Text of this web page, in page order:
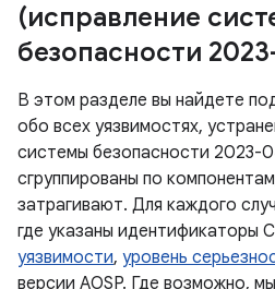
(исправление
безопасности
В этом разделе вы найдете
обо всех уязвимостях,
системы безопасности 2023-
сгруппированы по
затрагивают. Для каждого
где указаны идентификаторы
уязвимости, уровень
версии AOSP. Где возможно,